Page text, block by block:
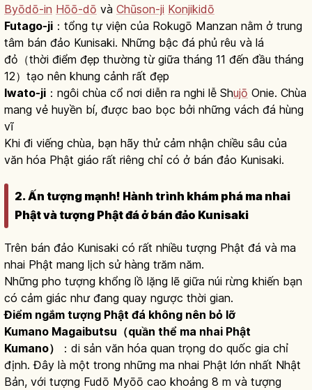
Byōdō-in Hōō-dō và Chūson-ji Konjikidō
Futago-ji ：tổng tự viện của Rokugō Manzan nằm ở trung
tâm bán đảo Kunisaki. Những bậc đá phủ rêu và lá
đỏ（thời điểm đẹp thường từ giữa tháng 11 đến đầu tháng
12）tạo nên khung cảnh rất đẹp
Iwato-ji ：ngôi chùa cổ nơi diễn ra nghi lễ Shujō Onie. Chùa
mang vẻ huyền bí, được bao bọc bởi những vách đá hùng
vĩ
Khi đi viếng chùa, bạn hãy thử cảm nhận chiều sâu của
văn hóa Phật giáo rất riêng chỉ có ở bán đảo Kunisaki.
2. Ấn tượng mạnh! Hành trình khám phá ma nhai
Phật và tượng Phật đá ở bán đảo Kunisaki
Trên bán đảo Kunisaki có rất nhiều tượng Phật đá và ma
nhai Phật mang lịch sử hàng trăm năm.
Những pho tượng khổng lồ lặng lẽ giữa núi rừng khiến bạn
có cảm giác như đang quay ngược thời gian.
Điểm ngắm tượng Phật đá không nên bỏ lỡ
Kumano Magaibutsu（quần thể ma nhai Phật
Kumano）
：di sản văn hóa quan trọng do quốc gia chỉ
định. Đây là một trong những ma nhai Phật lớn nhất Nhật
Bản, với tượng Fudō Myōō cao khoảng 8 m và tượng